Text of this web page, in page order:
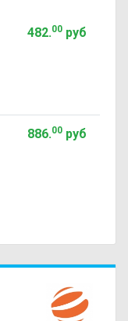
482.00руб
886.00руб